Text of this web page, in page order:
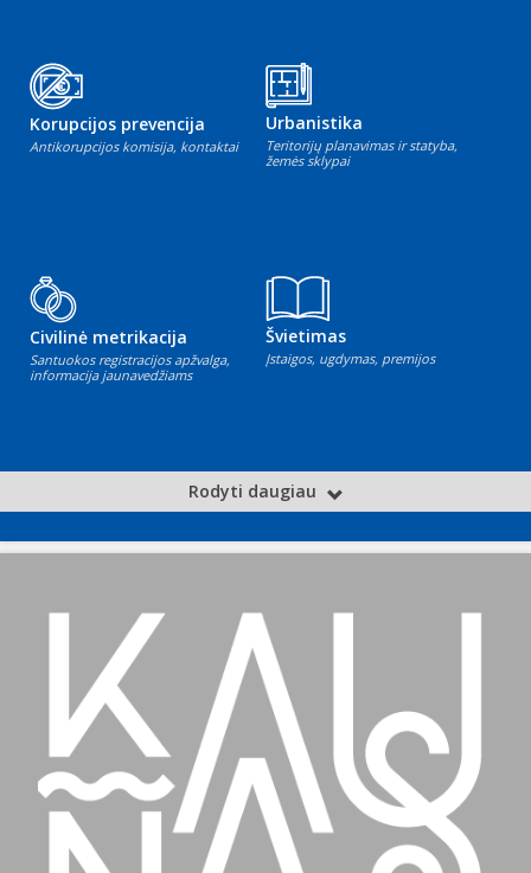
Korupcijos prevencija
Antikorupcijos komisija, kontaktai
Urbanistika
Teritorijų planavimas ir statyba,
žemės sklypai
Civilinė metrikacija
Santuokos registracijos apžvalga,
informacija jaunavedžiams
Švietimas
Įstaigos, ugdymas, premijos
Rodyti daugiau